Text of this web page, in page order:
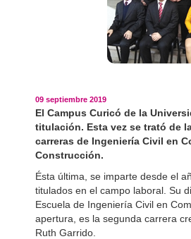
09 septiembre 2019
El Campus Curicó de la
titulación. Esta vez se trató de
carreras de Ingeniería Civil en
Construcción.
Ésta última, se imparte desde el
titulados en el campo laboral. Su
Escuela de Ingeniería Civil en
apertura, es la segunda carrera
Ruth Garrido.